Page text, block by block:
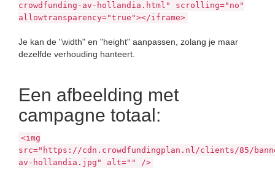
crowdfunding-av-hollandia.html" scrolling="no"
allowtransparency="true"></iframe>
Je kan de "width" en "height" aanpassen, zolang je maar
dezelfde verhouding hanteert.
Een afbeelding met
campagne totaal:
<img
src="https://cdn.crowdfundingplan.nl/clients/85/
av-hollandia.jpg" alt="" />